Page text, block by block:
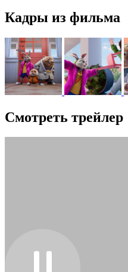
Кадры из фильма
Смотреть трейлер